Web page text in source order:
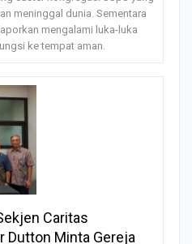
meninggal dunia. Sementara
mengalami luka-luka
ke tempat aman.
Caritas
Dutton Minta Gereja